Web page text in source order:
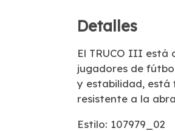
Detalles
El TRUCO III está
jugadores de
y estabilidad, está
resistente a la
Estilo: 107979_02